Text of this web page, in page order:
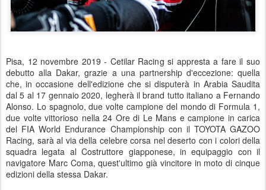
Pisa, 12 novembre 2019 - Cetilar Racing si appresta a fare il suo
debutto alla Dakar, grazie a una partnership d'eccezione: quella
che, in occasione dell'edizione che si disputerà in Arabia Saudita
dal 5 al 17 gennaio 2020, legherà il brand tutto italiano a Fernando
Alonso. Lo spagnolo, due volte campione del mondo di Formula 1,
due volte vittorioso nella 24 Ore di Le Mans e campione in carica
del FIA World Endurance Championship con il TOYOTA GAZOO
Racing, sarà al via della celebre corsa nel deserto con i colori della
squadra legata al Costruttore giapponese, in equipaggio con il
navigatore Marc Coma, quest'ultimo già vincitore in moto di cinque
edizioni della stessa Dakar.